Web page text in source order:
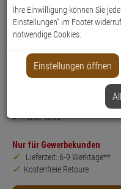
SucheProduktmerkmale
Datenblatt drucken
Produktinformationen
Typ: Bettgitter
Anwendung: Kindersicherheit
Farbe: Grau
Nur für Gewerbekunden
Lieferzeit: 6-9 Werktage**
Kostenfreie Retoure
Ihre Einwilligung können Sie
Einstellungen“ im Footer
notwendige Cookies.
Einstellungen öffnen